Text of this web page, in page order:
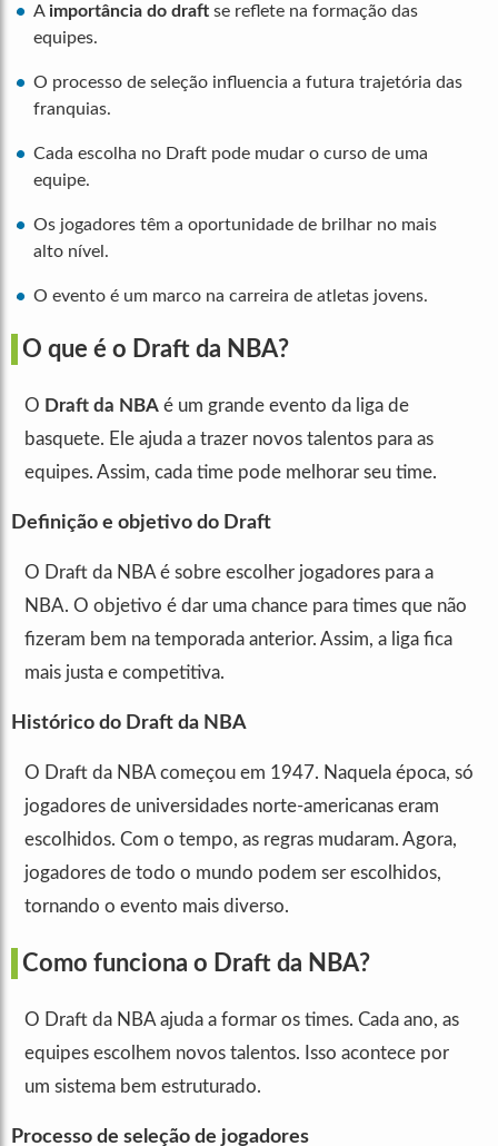
A importância do draft se reflete na formação das
equipes.
O processo de seleção influencia a futura trajetória das
franquias.
Cada escolha no Draft pode mudar o curso de uma
equipe.
Os jogadores têm a oportunidade de brilhar no mais
alto nível.
O evento é um marco na carreira de atletas jovens.
O que é o Draft da NBA?
O Draft da NBA é um grande evento da liga de
basquete. Ele ajuda a trazer novos talentos para as
equipes. Assim, cada time pode melhorar seu time.
Definição e objetivo do Draft
O Draft da NBA é sobre escolher jogadores para a
NBA. O objetivo é dar uma chance para times que não
fizeram bem na temporada anterior. Assim, a liga fica
mais justa e competitiva.
Histórico do Draft da NBA
O Draft da NBA começou em 1947. Naquela época, só
jogadores de universidades norte-americanas eram
escolhidos. Com o tempo, as regras mudaram. Agora,
jogadores de todo o mundo podem ser escolhidos,
tornando o evento mais diverso.
Como funciona o Draft da NBA?
O Draft da NBA ajuda a formar os times. Cada ano, as
equipes escolhem novos talentos. Isso acontece por
um sistema bem estruturado.
Processo de seleção de jogadores